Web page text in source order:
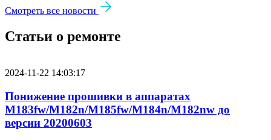
Смотреть все новости
Статьи о ремонте
2024-11-22 14:03:17
Понижение прошивки в аппаратах
M183fw/M182n/M185fw/M184n/M182nw до
версии 20200603